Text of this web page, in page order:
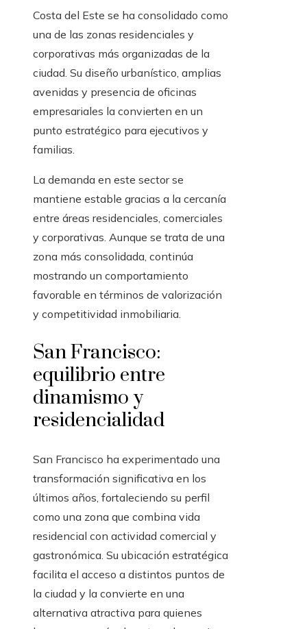
Costa del Este se ha consolidado como
una de las zonas residenciales y
corporativas más organizadas de la
ciudad. Su diseño urbanístico, amplias
avenidas y presencia de oficinas
empresariales la convierten en un
punto estratégico para ejecutivos y
familias.
La demanda en este sector se
mantiene estable gracias a la cercanía
entre áreas residenciales, comerciales
y corporativas. Aunque se trata de una
zona más consolidada, continúa
mostrando un comportamiento
favorable en términos de valorización
y competitividad inmobiliaria.
San Francisco:
equilibrio entre
dinamismo y
residencialidad
San Francisco ha experimentado una
transformación significativa en los
últimos años, fortaleciendo su perfil
como una zona que combina vida
residencial con actividad comercial y
gastronómica. Su ubicación estratégica
facilita el acceso a distintos puntos de
la ciudad y la convierte en una
alternativa atractiva para quienes